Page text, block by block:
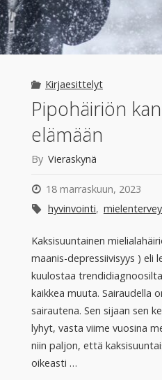
Kirjaesittelyt
Pipohäiriön
elämään
By Vieraskynä
18 marraskuun, 2023
hyvinvointi,
Kaksisuuntainen
maanis-depressiivisyys ) eli
kuulostaa
kaikkea muuta. Sairaudella
sairautena. Sen sijaan sen
lyhyt, vasta viime vuosina
niin paljon, että
oikeasti …